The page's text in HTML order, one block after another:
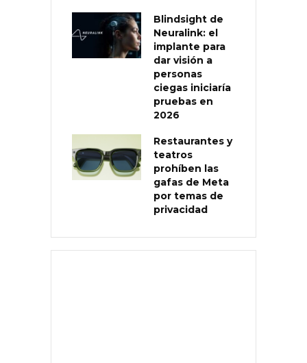
Blindsight de
Neuralink: el
implante para
dar visión a
personas
ciegas iniciaría
pruebas en
2026
Restaurantes y
teatros
prohíben las
gafas de Meta
por temas de
privacidad